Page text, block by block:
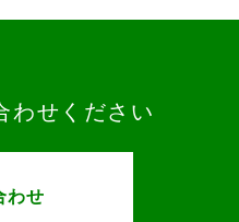
わせください
わせ